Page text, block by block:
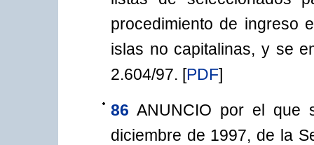
procedimiento de ingreso
islas no capitalinas, y se
2.604/97. [PDF]
86 ANUNCIO por el que
diciembre de 1997, de la